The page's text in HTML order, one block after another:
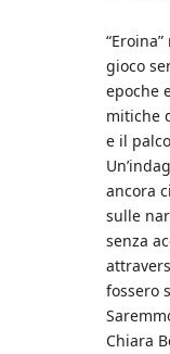
gioco
epoche
mitiche
e il
ancora
sulle
senza
fossero
Chiara